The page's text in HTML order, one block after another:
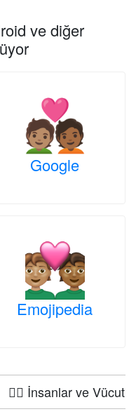
ve diğer
Google
Emojipedia
🤦‍♀️ İnsanlar ve Vücut